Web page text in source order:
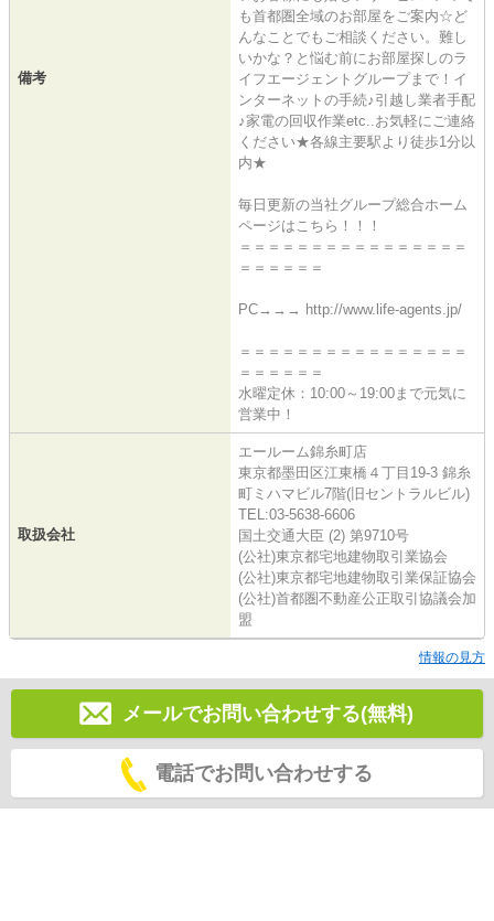
備考
も首都圏全域のお部屋をご案内☆ど
んなことでもご相談ください。難し
いかな？と悩む前にお部屋探しのラ
イフエージェントグループまで！イ
ンターネットの手続♪引越し業者手配
♪家電の回収作業etc..お気軽にご連絡
ください★各線主要駅より徒歩1分以
内★
毎日更新の当社グループ総合ホーム
ページはこちら！！！
＝＝＝＝＝＝＝＝＝＝＝＝＝＝＝＝
＝＝＝＝＝＝
PC→→→ http://www.life-agents.jp/
＝＝＝＝＝＝＝＝＝＝＝＝＝＝＝＝
＝＝＝＝＝＝
水曜定休：10:00～19:00まで元気に
営業中！
取扱会社
エールーム錦糸町店
東京都墨田区江東橋４丁目19-3 錦糸
町ミハマビル7階(旧セントラルビル)
TEL:03-5638-6606
国土交通大臣 (2) 第9710号
(公社)東京都宅地建物取引業協会
(公社)東京都宅地建物取引業保証協会
(公社)首都圏不動産公正取引協議会加
盟
情報の見方
メールでお問い合わせする(無料)
電話でお問い合わせする